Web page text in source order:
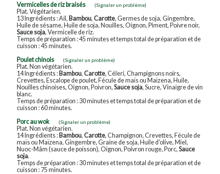
Vermicelles de riz braisés
(Signaler un problème)
Plat. Végétarien.
13 Ingrédients : Ail, Bambou, Carotte, Germes de soja, Gingembre,
Huile de sésame, Huile de soja, Nouilles, Oignon, Piment, Poivre noir,
Sauce soja, Vermicelle de riz.
Temps de préparation : 45 minutes et temps total de préparation et de
cuisson : 45 minutes.
Poulet chinois
(Signaler un problème)
Plat. Non végétarien.
14 Ingrédients : Bambou, Carotte, Céleri, Champignons noirs,
Crevettes, Escalope de poulet, Fécule de maïs ou Maïzena, Huile,
Nouilles chinoises, Oignon, Poivron, Sauce soja, Sucre, Vinaigre de vin
blanc.
Temps de préparation : 30 minutes et temps total de préparation et de
cuisson : 60 minutes.
Porc au wok
(Signaler un problème)
Plat. Non végétarien.
14 Ingrédients : Bambou, Carotte, Champignon, Crevettes, Fécule de
maïs ou Maïzena, Gingembre, Graine de soja, Huile d'olive, Miel,
Nuoc-Mâm (sauce de poisson), Oignon, Poivron rouge, Porc, Sauce
soja.
Temps de préparation : 30 minutes et temps total de préparation et de
cuisson : 75 minutes.